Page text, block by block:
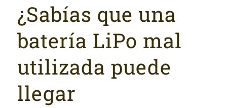
¿Sabías que una
batería LiPo mal
utilizada puede
llegar